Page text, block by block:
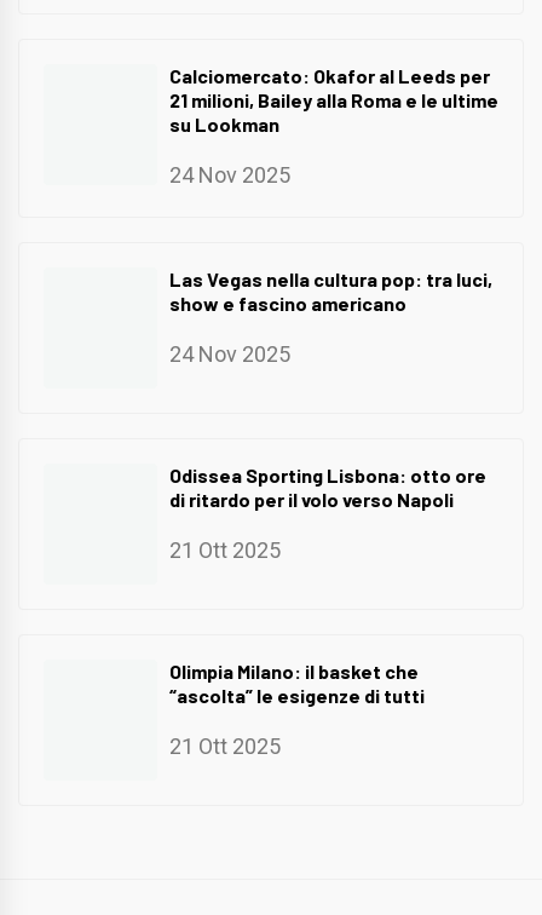
Calciomercato: Okafor al Leeds per
21 milioni, Bailey alla Roma e le ultime
su Lookman
24 Nov 2025
Las Vegas nella cultura pop: tra luci,
show e fascino americano
24 Nov 2025
Odissea Sporting Lisbona: otto ore
di ritardo per il volo verso Napoli
21 Ott 2025
Olimpia Milano: il basket che
“ascolta” le esigenze di tutti
21 Ott 2025